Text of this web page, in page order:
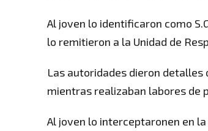
Al joven lo identificaron como
lo remitieron a la Unidad de
Las autoridades dieron detalles
mientras realizaban labores de
Al joven lo interceptaronen en